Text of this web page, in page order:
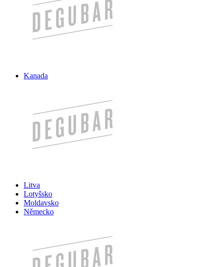
Kanada
Litva
Lotyšsko
Moldavsko
Německo